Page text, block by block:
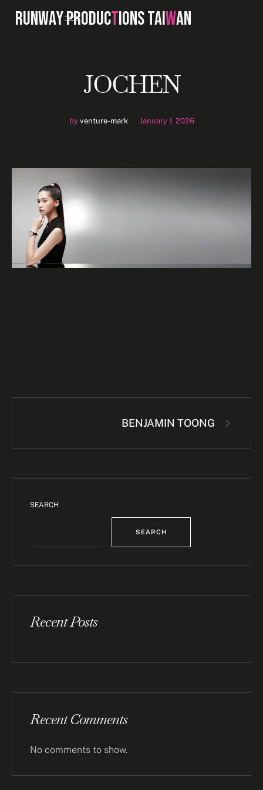
RUNWAY PRODUCTIONS TAIWAN
JOCHEN
by venture-mark January 1, 2026
BENJAMIN TOONG
SEARCH
SEARCH
Recent Posts
Recent Comments
No comments to show.